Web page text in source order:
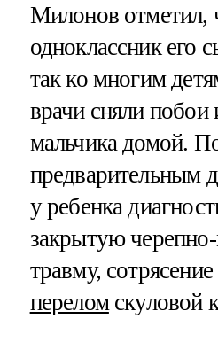
Милонов отметил,
одноклассник его
так ко многим
врачи сняли побои
мальчика домой.
предварительным
у ребенка
закрытую
травму,
переломскуловой